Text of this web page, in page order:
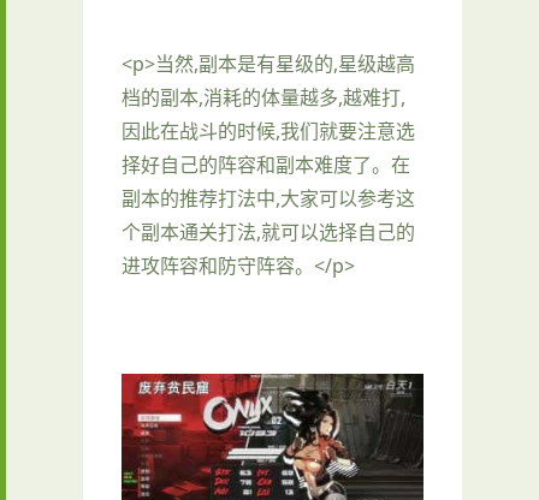
<p>当然,副本是有星级的,星级越高
档的副本,消耗的体量越多,越难打,
因此在战斗的时候,我们就要注意选
择好自己的阵容和副本难度了。在
副本的推荐打法中,大家可以参考这
个副本通关打法,就可以选择自己的
进攻阵容和防守阵容。</p>